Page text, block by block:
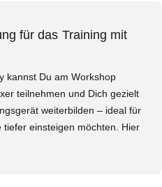
für das Training mit
kannst Du am Workshop
teilnehmen und Dich gezielt
weiterbilden – ideal für
einsteigen möchten. Hier